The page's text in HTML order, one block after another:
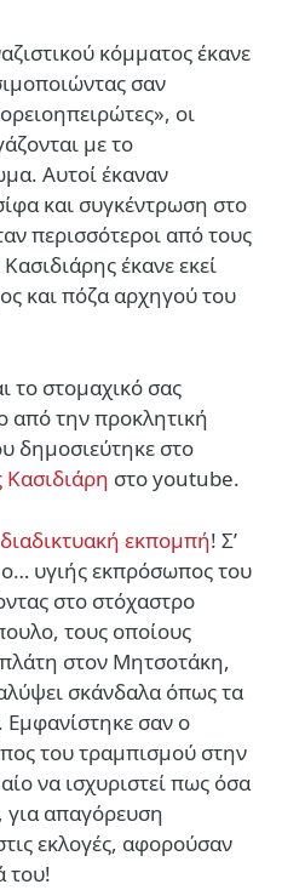
κόμματος έκανε
σαν
οι
με το
Αυτοί έκαναν
και συγκέντρωση στο
περισσότεροι από τους
έκανε εκεί
και πόζα αρχηγού του
το στομαχικό σας
από την προκλητική
δημοσιεύτηκε στο
στο youtube.
διαδικτυακή εκπομπή! Σ’
υγιής εκπρόσωπος του
στο στόχαστρο
τους οποίους
στον Μητσοτάκη,
σκάνδαλα όπως τα
Εμφανίστηκε σαν ο
του τραμπισμού στην
να ισχυριστεί πως όσα
για απαγόρευση
εκλογές, αφορούσαν
του!